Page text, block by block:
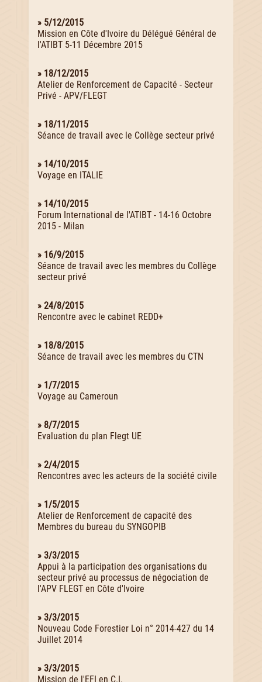
» 5/12/2015
Mission en Côte d'Ivoire du Délégué Général de
l'ATIBT 5-11 Décembre 2015
» 18/12/2015
Atelier de Renforcement de Capacité - Secteur
Privé - APV/FLEGT
» 18/11/2015
Séance de travail avec le Collège secteur privé
» 14/10/2015
Voyage en ITALIE
» 14/10/2015
Forum International de l'ATIBT - 14-16 Octobre
2015 - Milan
» 16/9/2015
Séance de travail avec les membres du Collège
secteur privé
» 24/8/2015
Rencontre avec le cabinet REDD+
» 18/8/2015
Séance de travail avec les membres du CTN
» 1/7/2015
Voyage au Cameroun
» 8/7/2015
Evaluation du plan Flegt UE
» 2/4/2015
Rencontres avec les acteurs de la société civile
» 1/5/2015
Atelier de Renforcement de capacité des
Membres du bureau du SYNGOPIB
» 3/3/2015
Appui à la participation des organisations du
secteur privé au processus de négociation de
l'APV FLEGT en Côte d'Ivoire
» 3/3/2015
Nouveau Code Forestier Loi n° 2014-427 du 14
Juillet 2014
» 3/3/2015
Mission de l'EFI en C.I.